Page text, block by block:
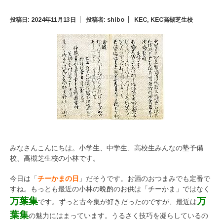
投稿日: 2024年11月13日 投稿者: shibo KEC, KEC高槻芝生校
みなさんこんにちは。小学生、中学生、高校生みんなの塾予備
校、高槻芝生校の小林です。
今日は「チーかまの日 」だそうです。お酒のおつまみでも定番で
すね。もっとも最近の小林の晩酌のお供は「チーかま」ではなく
万葉集です。ずっと古今集が好きだったのですが、最近は万
葉集の魅力にはまっています。うるさく技巧を凝らしているの